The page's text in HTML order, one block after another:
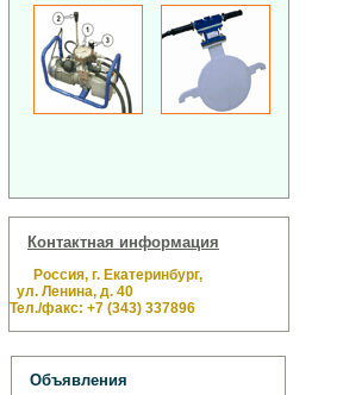
Контактная информация
Россия, г. Екатеринбург,
ул. Ленина, д. 40
Тел./факс: +7 (343) 337896
Объявления